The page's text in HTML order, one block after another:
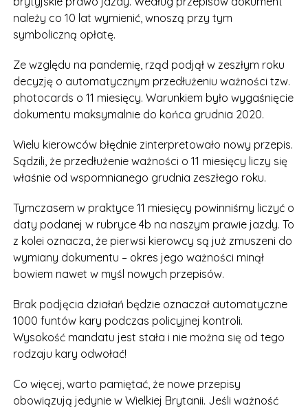
należy co 10 lat wymienić, wnoszą przy tym
symboliczną opłatę.
Ze względu na pandemię, rząd podjął w zeszłym roku
decyzję o automatycznym przedłużeniu ważności tzw.
photocards o 11 miesięcy. Warunkiem było wygaśnięcie
dokumentu maksymalnie do końca grudnia 2020.
Wielu kierowców błędnie zinterpretowało nowy przepis.
Sądzili, że przedłużenie ważności o 11 miesięcy liczy się
właśnie od wspomnianego grudnia zeszłego roku.
Tymczasem w praktyce 11 miesięcy powinniśmy liczyć o
daty podanej w rubryce 4b na naszym prawie jazdy. To
z kolei oznacza, że pierwsi kierowcy są już zmuszeni do
wymiany dokumentu – okres jego ważności minął
bowiem nawet w myśl nowych przepisów.
Brak podjęcia działań będzie oznaczał automatyczne
1000 funtów kary podczas policyjnej kontroli.
Wysokość mandatu jest stała i nie można się od tego
rodzaju kary odwołać!
Co więcej, warto pamiętać, że nowe przepisy
obowiązują jedynie w Wielkiej Brytanii. Jeśli ważność